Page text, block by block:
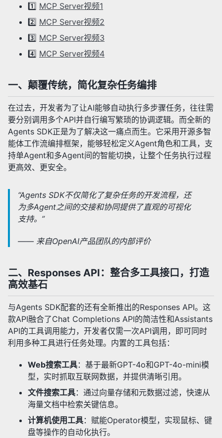
1️⃣ MCP Server视频1
2️⃣ MCP Server视频2
3️⃣ MCP Server视频3
4️⃣ MCP Server视频4
一、颠覆传统，简化复杂任务编排
在过去，开发者为了让AI能够自动执行多步骤任务，往往需
要分别调用多个API并自行编写繁琐的协调逻辑。而全新的
Agents SDK正是为了解决这一痛点而生。它采用开源多智
能体工作流编排框架，能够轻松定义Agent角色和工具，支
持单Agent和多Agent间的智能切换，让整个任务执行过程
更高效、更安全。
“Agents SDK不仅简化了复杂任务的开发流程，还
为多Agent之间的交接和协同提供了直观的可视化
支持。”
—— 来自OpenAI产品团队的内部评价
二、Responses API：整合多工具接口，打造
高效基石
与Agents SDK配套的还有全新推出的Responses API。这
款API融合了Chat Completions API的简洁性和Assistants
API的工具调用能力，开发者仅需一次API调用，即可同时
利用多种工具进行任务处理。内置的工具包括：
Web搜索工具：基于最新GPT-4o和GPT-4o-mini模
型，实时抓取互联网数据，并提供清晰引用。
文件搜索工具：通过向量存储和元数据过滤，快速从
海量文档中检索关键信息。
计算机使用工具：赋能Operator模型，实现鼠标、键
盘等操作的自动化执行。